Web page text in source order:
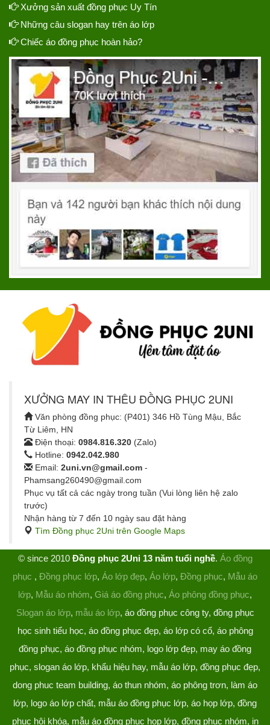
Xưởng sản xuất đồng phục Uy Tín
Những câu slogan hay trên áo lớp
Chiếc áo đồng phục hoàn hảo?
XƯỞNG MAY IN THÊU ĐỒNG PHỤC 2UNI
Văn phòng đồng phục: (P401) 346 Hồ Tùng Mậu, Bắc
Từ Liêm, HN
Điện thoại: 0984.816.320 (Zalo)
Hotline: 0942.042.980
Email: 2uni.vn@gmail.com -
Phamsang260490@gmail.com
Phục vụ tất cả các ngày trong tuần (Vui lòng liên hệ zalo
trước)
Nhận hàng từ 7 đến 10 ngày sau đặt hàng
Tìm Đồng phục 2Uni trên Google Maps
© since 2010 Đồng phục 2Uni 13 năm tuổi nghề. Áo đồng
phục , Đồng phục lớp, Áo lớp đẹp, Áo lớp, Đồng phục, Mẫu áo
lớp, Mẫu áo nhóm, Giá áo đồng phục, Áo phông đồng phục,
Slogan áo lớp, mẫu áo lớp, áo đồng phục công ty, đồng phục
học sinh tiểu học, áo đồng phục đẹp, áo lớp có cổ, áo phông
đồng phục, áo đồng phục nhóm, logo lớp đẹp, may áo đồng
phục, slogan áo lớp, khẩu hiệu hay, mẫu áo lớp, đồng phục đẹp,
dong phuc team building, áo thun nhóm, áo phông trơn, làm áo
lớp, logo áo lớp chất, mẫu áo đồng phục lớp, áo họp lớp, đồng
phục hội khóa, mẫu áo đồng phục họp lớp, đồng phục nhóm, in